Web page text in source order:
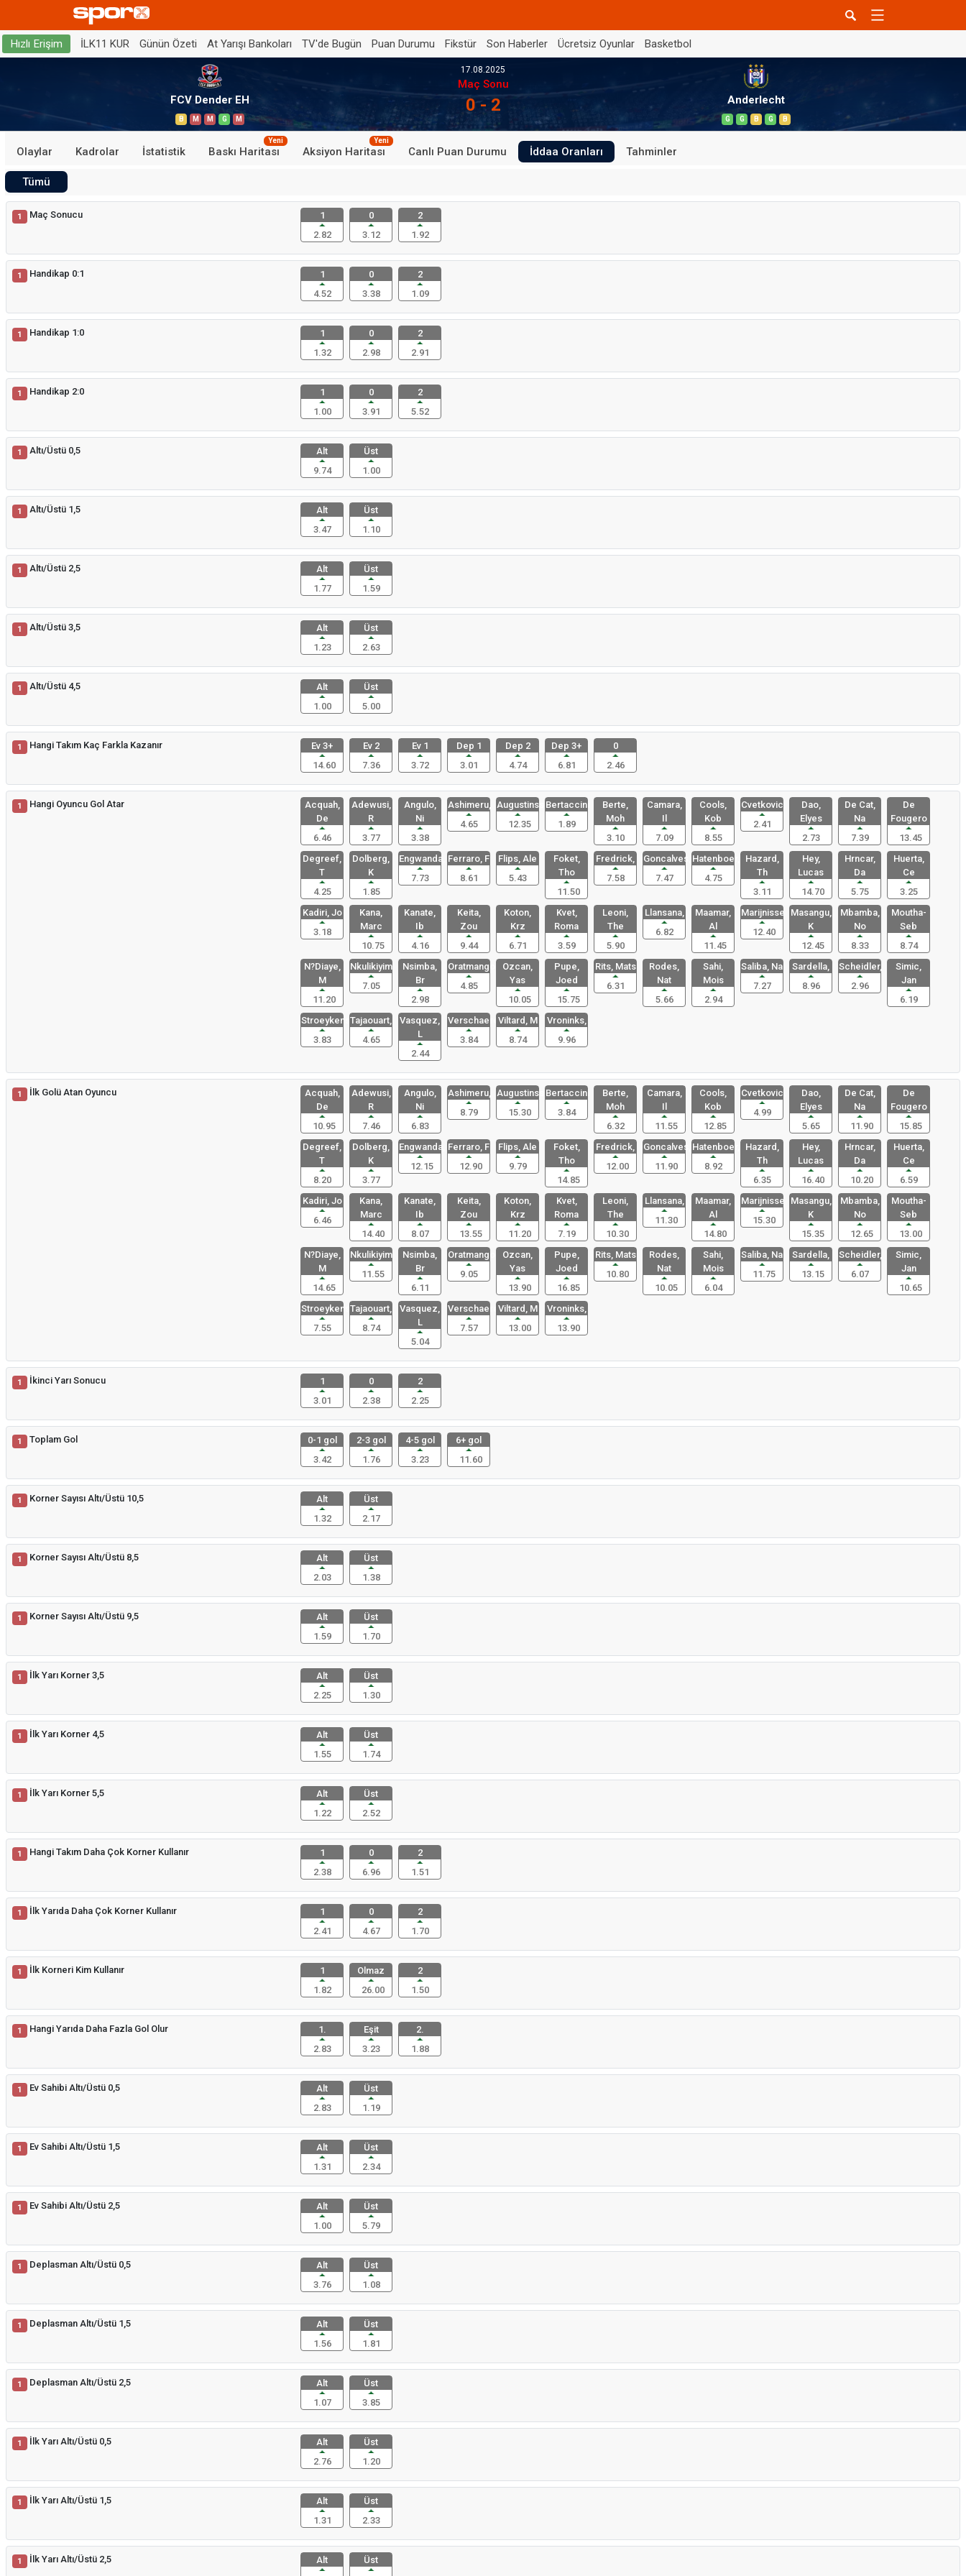
Hızlı Erişim İLK11 KUR Günün Özeti At Yarışı Bankoları TV'de Bugün Puan Durumu Fikstür Son Haberler Ücretsiz Oyunlar Basketbol
FCV Dender EH
B M M G M
17.08.2025
Maç Sonu
0 - 2 Anderlecht
G G B G B
Olaylar Kadrolar İstatistik Baskı Haritası
Yeni
Aksiyon Haritası
Yeni
Canlı Puan Durumu İddaa Oranları Tahminler
Tümü
1 Maç Sonucu
1
2.82
0
3.12
2
1.92
1 Handikap 0:1
1
4.52
0
3.38
2
1.09
1 Handikap 1:0
1
1.32
0
2.98
2
2.91
1 Handikap 2:0
1
1.00
0
3.91
2
5.52
1 Altı/Üstü 0,5
Alt
9.74
Üst
1.00
1 Altı/Üstü 1,5
Alt
3.47
Üst
1.10
1 Altı/Üstü 2,5
Alt
1.77
Üst
1.59
1 Altı/Üstü 3,5
Alt
1.23
Üst
2.63
1 Altı/Üstü 4,5
Alt
1.00
Üst
5.00
1 Hangi Takım Kaç Farkla Kazanır
Ev 3+
14.60
Ev 2
7.36
Ev 1
3.72
Dep 1
3.01
Dep 2
4.74
Dep 3+
6.81
0
2.46
1 Hangi Oyuncu Gol Atar
Acquah,
De
6.46
Adewusi,
R
3.77
Angulo,
Ni
3.38
Ashimeru,
4.65
Augustinss
12.35
Bertaccini
1.89
Berte,
Moh
3.10
Camara,
Il
7.09
Cools,
Kob
8.55
Cvetkovic,
2.41
Dao,
Elyes
2.73
De Cat,
Na
7.39
De
Fougero
13.45
Degreef,
T
4.25
Dolberg,
K
1.85
Engwanda,
7.73
Ferraro, F
8.61
Flips, Ale
5.43
Foket,
Tho
11.50
Fredrick,
7.58
Goncalves,
7.47
Hatenboer,
4.75
Hazard,
Th
3.11
Hey,
Lucas
14.70
Hrncar,
Da
5.75
Huerta,
Ce
3.25
Kadiri, Jo
3.18
Kana,
Marc
10.75
Kanate,
Ib
4.16
Keita,
Zou
9.44
Koton,
Krz
6.71
Kvet,
Roma
3.59
Leoni,
The
5.90
Llansana,
6.82
Maamar,
Al
11.45
Marijnisse
12.40
Masangu,
K
12.45
Mbamba,
No
8.33
Moutha-
Seb
8.74
N?Diaye,
M
11.20
Nkulikiyim
7.05
Nsimba,
Br
2.98
Oratmangoe
4.85
Ozcan,
Yas
10.05
Pupe,
Joed
15.75
Rits, Mats
6.31
Rodes,
Nat
5.66
Sahi,
Mois
2.94
Saliba, Na
7.27
Sardella,
8.96
Scheidler,
2.96
Simic,
Jan
6.19
Stroeykens
3.83
Tajaouart,
4.65
Vasquez,
L
2.44
Verschaere
3.84
Viltard, M
8.74
Vroninks,
9.96
1 İlk Golü Atan Oyuncu
Acquah,
De
10.95
Adewusi,
R
7.46
Angulo,
Ni
6.83
Ashimeru,
8.79
Augustinss
15.30
Bertaccini
3.84
Berte,
Moh
6.32
Camara,
Il
11.55
Cools,
Kob
12.85
Cvetkovic,
4.99
Dao,
Elyes
5.65
De Cat,
Na
11.90
De
Fougero
15.85
Degreef,
T
8.20
Dolberg,
K
3.77
Engwanda,
12.15
Ferraro, F
12.90
Flips, Ale
9.79
Foket,
Tho
14.85
Fredrick,
12.00
Goncalves,
11.90
Hatenboer,
8.92
Hazard,
Th
6.35
Hey,
Lucas
16.40
Hrncar,
Da
10.20
Huerta,
Ce
6.59
Kadiri, Jo
6.46
Kana,
Marc
14.40
Kanate,
Ib
8.07
Keita,
Zou
13.55
Koton,
Krz
11.20
Kvet,
Roma
7.19
Leoni,
The
10.30
Llansana,
11.30
Maamar,
Al
14.80
Marijnisse
15.30
Masangu,
K
15.35
Mbamba,
No
12.65
Moutha-
Seb
13.00
N?Diaye,
M
14.65
Nkulikiyim
11.55
Nsimba,
Br
6.11
Oratmangoe
9.05
Ozcan,
Yas
13.90
Pupe,
Joed
16.85
Rits, Mats
10.80
Rodes,
Nat
10.05
Sahi,
Mois
6.04
Saliba, Na
11.75
Sardella,
13.15
Scheidler,
6.07
Simic,
Jan
10.65
Stroeykens
7.55
Tajaouart,
8.74
Vasquez,
L
5.04
Verschaere
7.57
Viltard, M
13.00
Vroninks,
13.90
1 İkinci Yarı Sonucu
1
3.01
0
2.38
2
2.25
1 Toplam Gol
0-1 gol
3.42
2-3 gol
1.76
4-5 gol
3.23
6+ gol
11.60
1 Korner Sayısı Altı/Üstü 10,5
Alt
1.32
Üst
2.17
1 Korner Sayısı Altı/Üstü 8,5
Alt
2.03
Üst
1.38
1 Korner Sayısı Altı/Üstü 9,5
Alt
1.59
Üst
1.70
1 İlk Yarı Korner 3,5
Alt
2.25
Üst
1.30
1 İlk Yarı Korner 4,5
Alt
1.55
Üst
1.74
1 İlk Yarı Korner 5,5
Alt
1.22
Üst
2.52
1 Hangi Takım Daha Çok Korner Kullanır
1
2.38
0
6.96
2
1.51
1 İlk Yarıda Daha Çok Korner Kullanır
1
2.41
0
4.67
2
1.70
1 İlk Korneri Kim Kullanır
1
1.82
Olmaz
26.00
2
1.50
1 Hangi Yarıda Daha Fazla Gol Olur
1.
2.83
Eşit
3.23
2.
1.88
1 Ev Sahibi Altı/Üstü 0,5
Alt
2.83
Üst
1.19
1 Ev Sahibi Altı/Üstü 1,5
Alt
1.31
Üst
2.34
1 Ev Sahibi Altı/Üstü 2,5
Alt
1.00
Üst
5.79
1 Deplasman Altı/Üstü 0,5
Alt
3.76
Üst
1.08
1 Deplasman Altı/Üstü 1,5
Alt
1.56
Üst
1.81
1 Deplasman Altı/Üstü 2,5
Alt
1.07
Üst
3.85
1 İlk Yarı Altı/Üstü 0,5
Alt
2.76
Üst
1.20
1 İlk Yarı Altı/Üstü 1,5
Alt
1.31
Üst
2.33
1 İlk Yarı Altı/Üstü 2,5
Alt
Üst